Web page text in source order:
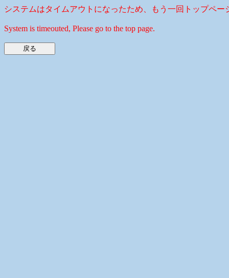
システムはタイムアウトになったため、もう一回トップペー
System is timeouted, Please go to the top page.